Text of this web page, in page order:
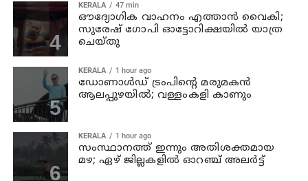
KERALA 47 min
ഔദ്യോഗിക വാഹനം എത്താന്‍ വൈകി;
സുരേഷ് ഗോപി ഓട്ടോറിക്ഷയില്‍ യാത്ര
ചെയ്തു
KERALA 1 hour ago
ഡോണാള്‍ഡ് ട്രംപിന്റെ മരുമകന്‍
ആലപ്പുഴയിൽ; വള്ളംകളി കാണും
KERALA 1 hour ago
സംസ്ഥാനത്ത് ഇന്നും അതിശക്തമായ
മഴ; ഏഴ് ജില്ലകളില്‍ ഓറഞ്ച് അലര്‍ട്ട്